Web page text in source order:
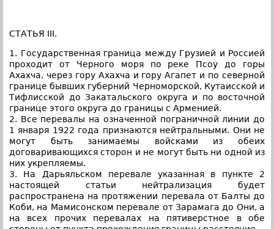
СТАТЬЯ III.
1. Государственная граница между Грузией и Россией
проходит от Черного моря по реке Псоу до горы
Ахахча, через гору Ахахча и гору Агапет и по северной
границе бывших губерний Черноморской, Кутаисской и
Тифлисской до Закатальского округа и по восточной
границе этого округа до границы с Арменией.
2. Все перевалы на означенной пограничной линии до
1 января 1922 года признаются нейтральными. Они не
могут быть занимаемы войсками из обеих
договаривающихся сторон и не могут быть ни одной из
них укрепляемы.
3. На Дарьяльском перевале указанная в пункте 2
настоящей статьи нейтрализация будет
распространена на протяжении перевала от Балты до
Коби, на Мамисонском перевале от Зарамага до Они, а
на всех прочих перевалах на пятиверстное в обе